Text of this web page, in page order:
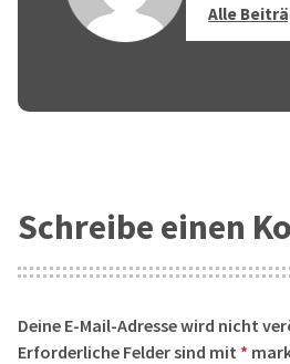
Alle
Schreibe einen
Deine E-Mail-Adresse wird nicht
Erforderliche Felder sind mit *